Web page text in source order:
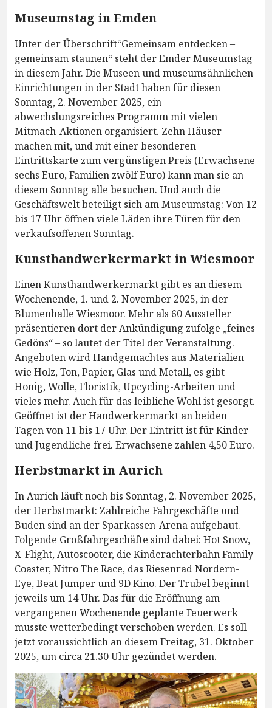
Museumstag in Emden
Unter der Überschrift“Gemeinsam entdecken –
gemeinsam staunen“ steht der Emder Museumstag
in diesem Jahr. Die Museen und museumsähnlichen
Einrichtungen in der Stadt haben für diesen
Sonntag, 2. November 2025, ein
abwechslungsreiches Programm mit vielen
Mitmach-Aktionen organisiert. Zehn Häuser
machen mit, und mit einer besonderen
Eintrittskarte zum vergünstigen Preis (Erwachsene
sechs Euro, Familien zwölf Euro) kann man sie an
diesem Sonntag alle besuchen. Und auch die
Geschäftswelt beteiligt sich am Museumstag: Von 12
bis 17 Uhr öffnen viele Läden ihre Türen für den
verkaufsoffenen Sonntag.
Kunsthandwerkermarkt in Wiesmoor
Einen Kunsthandwerkermarkt gibt es an diesem
Wochenende, 1. und 2. November 2025, in der
Blumenhalle Wiesmoor. Mehr als 60 Aussteller
präsentieren dort der Ankündigung zufolge „feines
Gedöns“ – so lautet der Titel der Veranstaltung.
Angeboten wird Handgemachtes aus Materialien
wie Holz, Ton, Papier, Glas und Metall, es gibt
Honig, Wolle, Floristik, Upcycling-Arbeiten und
vieles mehr. Auch für das leibliche Wohl ist gesorgt.
Geöffnet ist der Handwerkermarkt an beiden
Tagen von 11 bis 17 Uhr. Der Eintritt ist für Kinder
und Jugendliche frei. Erwachsene zahlen 4,50 Euro.
Herbstmarkt in Aurich
In Aurich läuft noch bis Sonntag, 2. November 2025,
der Herbstmarkt: Zahlreiche Fahrgeschäfte und
Buden sind an der Sparkassen-Arena aufgebaut.
Folgende Großfahrgeschäfte sind dabei: Hot Snow,
X-Flight, Autoscooter, die Kinderachterbahn Family
Coaster, Nitro The Race, das Riesenrad Nordern-
Eye, Beat Jumper und 9D Kino. Der Trubel beginnt
jeweils um 14 Uhr. Das für die Eröffnung am
vergangenen Wochenende geplante Feuerwerk
musste wetterbedingt verschoben werden. Es soll
jetzt voraussichtlich an diesem Freitag, 31. Oktober
2025, um circa 21.30 Uhr gezündet werden.